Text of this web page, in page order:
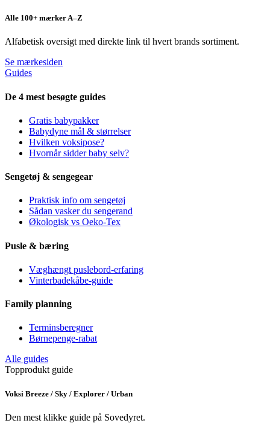
Alle 100+ mærker A–Z
Alfabetisk oversigt med direkte link til hvert brands sortiment.
Se mærkesiden
Guides
De 4 mest besøgte guides
Gratis babypakker
Babydyne mål & størrelser
Hvilken voksipose?
Hvornår sidder baby selv?
Sengetøj & sengegear
Praktisk info om sengetøj
Sådan vasker du sengerand
Økologisk vs Oeko-Tex
Pusle & bæring
Væghængt puslebord-erfaring
Vinterbadekåbe-guide
Family planning
Terminsberegner
Børnepenge-rabat
Alle guides
Topprodukt guide
Voksi Breeze / Sky / Explorer / Urban
Den mest klikke guide på Sovedyret.